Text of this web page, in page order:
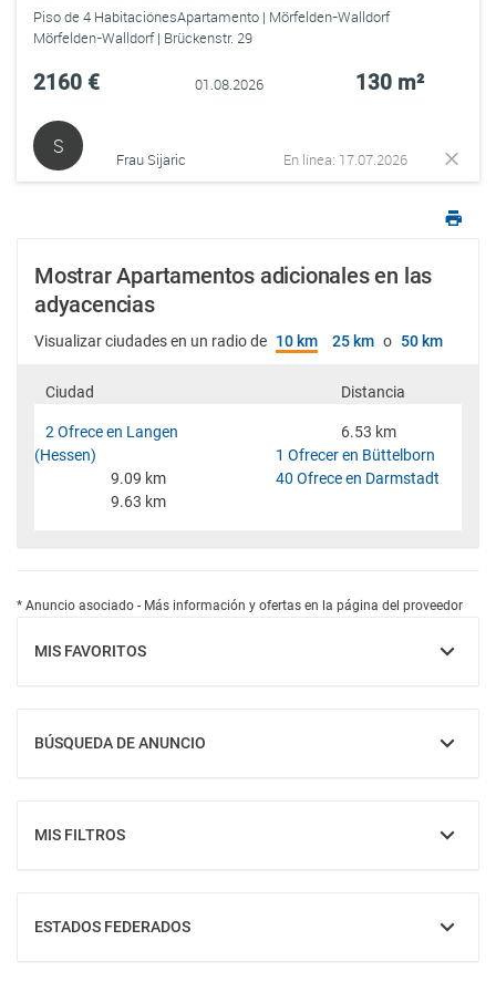
Piso de 4 HabitaciónesApartamento | Mörfelden-Walldorf
Mörfelden-Walldorf | Brückenstr. 29
2160 € 01.08.2026 130 m²
S
Frau Sijaric En línea: 17.07.2026
Mostrar Apartamentos adicionales en las
adyacencias
Visualizar ciudades en un radio de 10 km 25 km o 50 km
Ciudad Distancia
2 Ofrece en Langen
(Hessen)
6.53 km
1 Ofrecer en Büttelborn
9.09 km
40 Ofrece en Darmstadt
9.63 km
* Anuncio asociado - Más información y ofertas en la página del proveedor
MIS FAVORITOS
MOSTRAR
BÚSQUEDA DE ANUNCIO
MOSTRAR
MIS FILTROS
MOSTRAR
ESTADOS FEDERADOS
MOSTRAR